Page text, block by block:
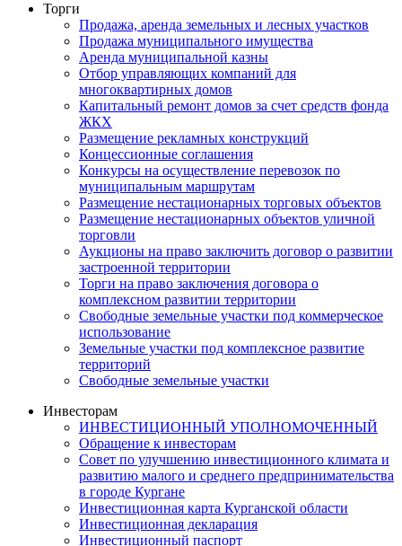
Торги
Продажа, аренда земельных и лесных участков
Продажа муниципального имущества
Аренда муниципальной казны
Отбор управляющих компаний для
многоквартирных домов
Капитальный ремонт домов за счет средств фонда
ЖКХ
Размещение рекламных конструкций
Концессионные соглашения
Конкурсы на осуществление перевозок по
муниципальным маршрутам
Размещение нестационарных торговых объектов
Размещение нестационарных объектов уличной
торговли
Аукционы на право заключить договор о развитии
застроенной территории
Торги на право заключения договора о
комплексном развитии территории
Свободные земельные участки под коммерческое
использование
Земельные участки под комплексное развитие
территорий
Свободные земельные участки
Инвесторам
ИНВЕСТИЦИОННЫЙ УПОЛНОМОЧЕННЫЙ
Обращение к инвесторам
Совет по улучшению инвестиционного климата и
развитию малого и среднего предпринимательства
в городе Кургане
Инвестиционная карта Курганской области
Инвестиционная декларация
Инвестиционный паспорт